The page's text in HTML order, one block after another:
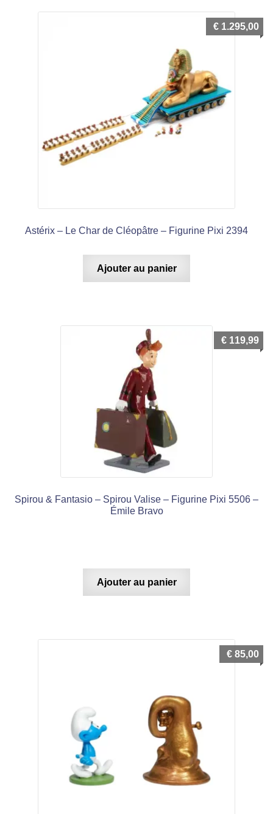
Astérix – Le Char de Cléopâtre – Figurine Pixi 2394
€ 1.295,00
Ajouter au panier
Spirou & Fantasio – Spirou Valise – Figurine Pixi 5506 –
Émile Bravo
€ 119,99
Ajouter au panier
€ 85,00